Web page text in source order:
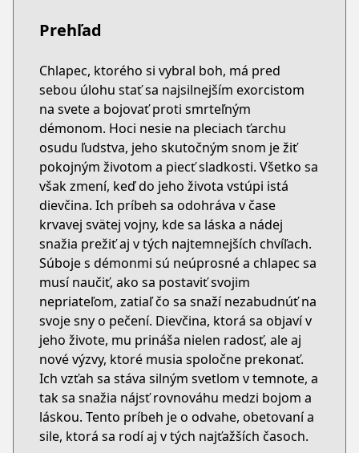
Prehľad
Chlapec, ktorého si vybral boh, má pred
sebou úlohu stať sa najsilnejším exorcistom
na svete a bojovať proti smrteľným
démonom. Hoci nesie na pleciach ťarchu
osudu ľudstva, jeho skutočným snom je žiť
pokojným životom a piecť sladkosti. Všetko sa
však zmení, keď do jeho života vstúpi istá
dievčina. Ich príbeh sa odohráva v čase
krvavej svätej vojny, kde sa láska a nádej
snažia prežiť aj v tých najtemnejších chvíľach.
Súboje s démonmi sú neúprosné a chlapec sa
musí naučiť, ako sa postaviť svojim
nepriateľom, zatiaľ čo sa snaží nezabudnúť na
svoje sny o pečení. Dievčina, ktorá sa objaví v
jeho živote, mu prináša nielen radosť, ale aj
nové výzvy, ktoré musia spoločne prekonať.
Ich vzťah sa stáva silným svetlom v temnote, a
tak sa snažia nájsť rovnováhu medzi bojom a
láskou. Tento príbeh je o odvahe, obetovaní a
sile, ktorá sa rodí aj v tých najťažších časoch.